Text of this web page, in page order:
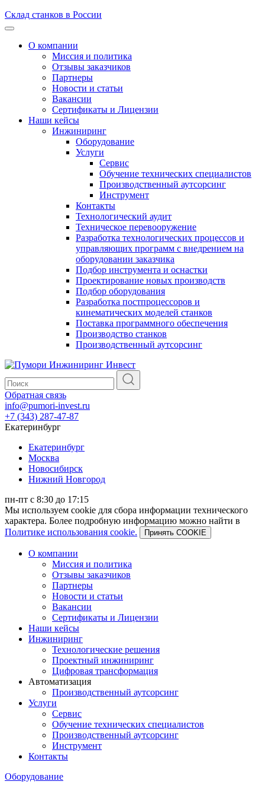
Склад станков в России
О компании
Миссия и политика
Отзывы заказчиков
Партнеры
Новости и статьи
Вакансии
Сертификаты и Лицензии
Наши кейсы
Инжиниринг
Оборудование
Услуги
Сервис
Обучение технических специалистов
Производственный аутсорсинг
Инструмент
Контакты
Технологический аудит
Техническое перевооружение
Разработка технологических процессов и
управляющих программ с внедрением на
оборудовании заказчика
Подбор инструмента и оснастки
Проектирование новых производств
Подбор оборудования
Разработка постпроцессоров и
кинематических моделей станков
Поставка программного обеспечения
Производство станков
Производственный аутсорсинг
Обратная связь
info@pumori-invest.ru
+7 (343) 287-47-87
Екатеринбург
Екатеринбург
Москва
Новосибирск
Нижний Новгород
пн-пт с 8:30 до 17:15
Мы используем cookie для сбора информации технического
характера. Более подробную информацию можно найти в
Политике использования cookie.
Принять COOKIE
О компании
Миссия и политика
Отзывы заказчиков
Партнеры
Новости и статьи
Вакансии
Сертификаты и Лицензии
Наши кейсы
Инжиниринг
Технологические решения
Проектный инжиниринг
Цифровая трансформация
Автоматизация
Производственный аутсорсинг
Услуги
Сервис
Обучение технических специалистов
Производственный аутсорсинг
Инструмент
Контакты
Оборудование